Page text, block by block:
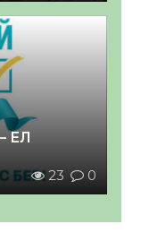
ЕЛ
23 0